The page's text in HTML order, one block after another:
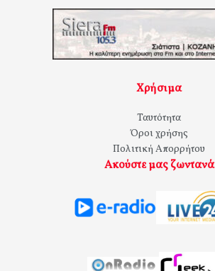
Χρήσιμα
Ταυτότητα
Όροι χρήσης
Πολιτική Απορρήτου
Ακούστε μας ζωντανά